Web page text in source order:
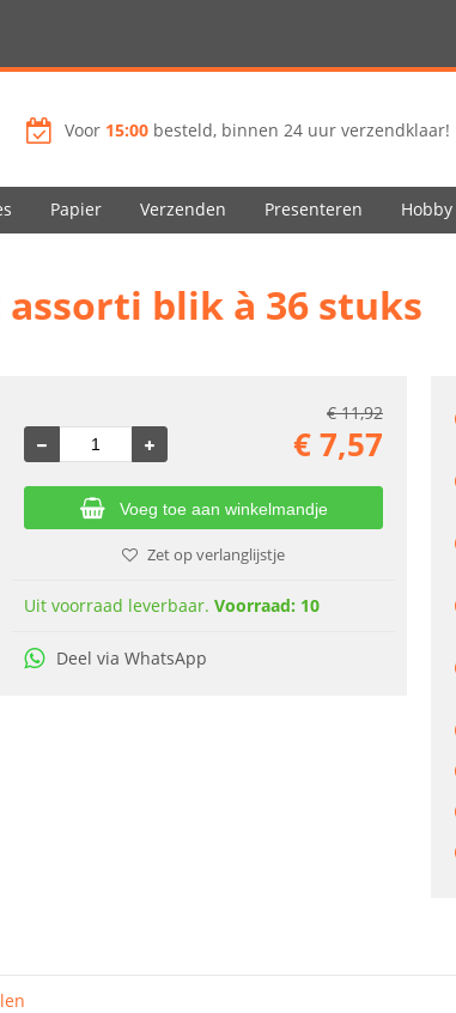
Voor 15:00 besteld, binnen 24 uur verzendklaar!
Papier Verzenden Presenteren
blik à 36 stuks
€11,92
€7,57
Voeg toe aan winkelmandje
Zet op verlanglijstje
Uit voorraad leverbaar. Voorraad: 10
Deel via WhatsApp